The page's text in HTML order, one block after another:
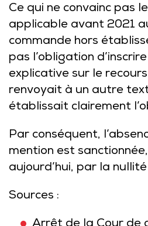
Ce qui ne convainc pas
applicable avant 2021
commande hors
pas l’obligation
explicative sur le
renvoyait à un autre
établissait clairement
Par conséquent,
mention est
aujourd’hui, par la
Sources :